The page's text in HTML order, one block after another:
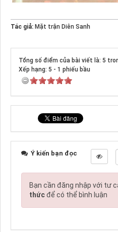
Tác giả: Mặt trận Diên Sanh
Tổng số điểm của bài viết là: 5
Xếp hạng: 5 - 1 phiếu bầu
Ý kiến bạn đọc
Bạn cần đăng nhập với tư
thứcđể có thể bình luận